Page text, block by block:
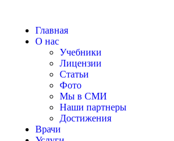
Главная
О нас
Учебники
Лицензии
Статьи
Фото
Мы в СМИ
Наши партнеры
Достижения
Врачи